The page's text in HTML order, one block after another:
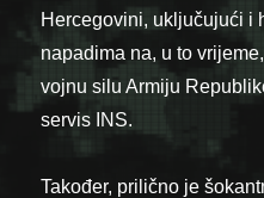
Hercegovini, uključujući i
napadima na, u to
vojnu silu Armiju
servis INS.
Također, prilično je